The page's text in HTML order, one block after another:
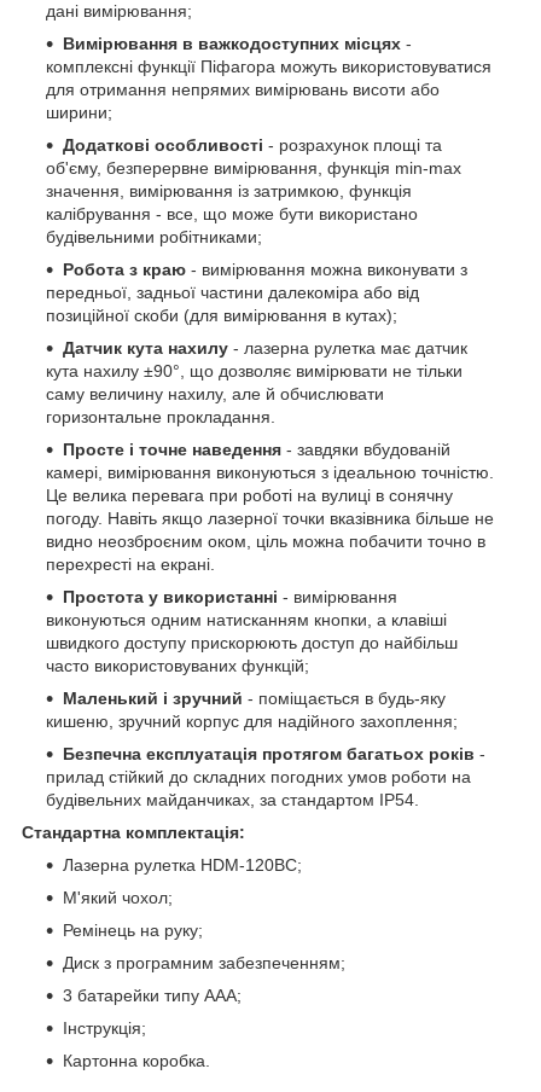
дані вимірювання;
Вимірювання в важкодоступних місцях -
комплексні функції Піфагора можуть використовуватися
для отримання непрямих вимірювань висоти або
ширини;
Додаткові особливості - розрахунок площі та
об'єму, безперервне вимірювання, функція min-max
значення, вимірювання із затримкою, функція
калібрування - все, що може бути використано
будівельними робітниками;
Робота з краю - вимірювання можна виконувати з
передньої, задньої частини далекоміра або від
позиційної скоби (для вимірювання в кутах);
Датчик кута нахилу - лазерна рулетка має датчик
кута нахилу ±90°, що дозволяє вимірювати не тільки
саму величину нахилу, але й обчислювати
горизонтальне прокладання.
Просте і точне наведення - завдяки вбудованій
камері, вимірювання виконуються з ідеальною точністю.
Це велика перевага при роботі на вулиці в сонячну
погоду. Навіть якщо лазерної точки вказівника більше не
видно неозброєним оком, ціль можна побачити точно в
перехресті на екрані.
Простота у використанні - вимірювання
виконуються одним натисканням кнопки, а клавіші
швидкого доступу прискорюють доступ до найбільш
часто використовуваних функцій;
Маленький і зручний - поміщається в будь-яку
кишеню, зручний корпус для надійного захоплення;
Безпечна експлуатація протягом багатьох років -
прилад стійкий до складних погодних умов роботи на
будівельних майданчиках, за стандартом IP54.
Стандартна комплектація:
Лазерна рулетка НDM-120BC;
М'який чохол;
Ремінець на руку;
Диск з програмним забезпеченням;
3 батарейки типу ААА;
Інструкція;
Картонна коробка.